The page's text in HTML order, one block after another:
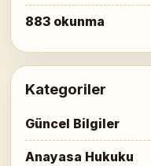
883 okunma
Kategoriler
Güncel Bilgiler
Anayasa Hukuku